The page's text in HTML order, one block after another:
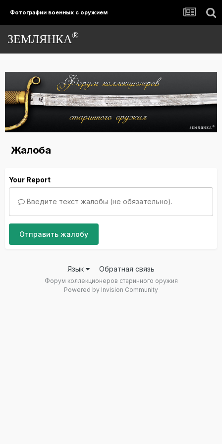
Фотографии военных с оружием
ЗЕМЛЯНКА®
Жалоба
Your Report
Введите текст жалобы (не обязательно).
Отправить жалобу
Язык Обратная связь
Форум коллекционеров старинного оружия
Powered by Invision Community